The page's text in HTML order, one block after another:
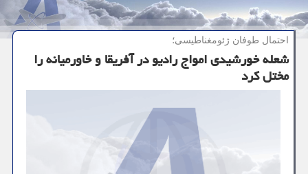
احتمال طوفان ژئومغناطیسی؛
شعله خورشیدی امواج رادیو در آفریقا و خاورمیانه را
مختل کرد